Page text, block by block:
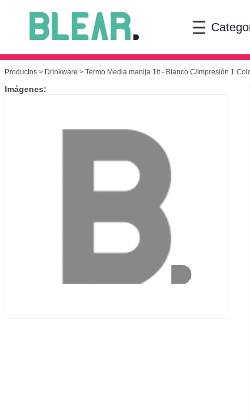
Productos > Drinkware > Termo Media manija 1lt - Blanco C/Impresión 1
Imágenes: